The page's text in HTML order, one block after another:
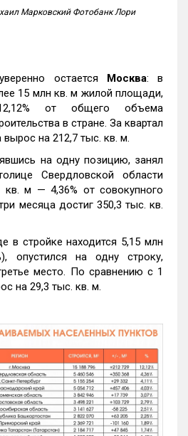
Марковский Фотобанк Лори
остается Москва: в
15 млн кв. м жилой площади,
от общего объема
в стране. За квартал
на 212,7 тыс. кв. м.
на одну позицию, занял
Свердловской области
кв. м — 4,36% от совокупного
месяца достиг 350,3 тыс. кв.
в стройке находится 5,15 млн
опустился на одну строку,
место. По сравнению с 1
на 29,3 тыс. кв. м.